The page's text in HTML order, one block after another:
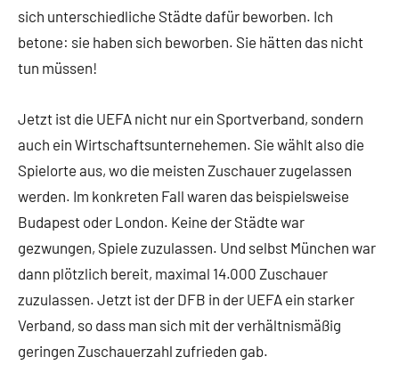
sich unterschiedliche Städte dafür beworben. Ich
betone: sie haben sich beworben. Sie hätten das nicht
tun müssen!
Jetzt ist die UEFA nicht nur ein Sportverband, sondern
auch ein Wirtschaftsunternehemen. Sie wählt also die
Spielorte aus, wo die meisten Zuschauer zugelassen
werden. Im konkreten Fall waren das beispielsweise
Budapest oder London. Keine der Städte war
gezwungen, Spiele zuzulassen. Und selbst München war
dann plötzlich bereit, maximal 14.000 Zuschauer
zuzulassen. Jetzt ist der DFB in der UEFA ein starker
Verband, so dass man sich mit der verhältnismäßig
geringen Zuschauerzahl zufrieden gab.